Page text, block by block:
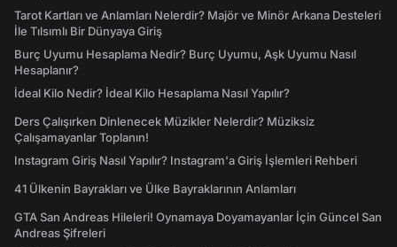
Tarot Kartları ve Anlamları Nelerdir? Majör ve Minör Arkana Desteleri
İle Tılsımlı Bir Dünyaya Giriş
Burç Uyumu Hesaplama Nedir? Burç Uyumu, Aşk Uyumu Nasıl
Hesaplanır?
İdeal Kilo Nedir? İdeal Kilo Hesaplama Nasıl Yapılır?
Ders Çalışırken Dinlenecek Müzikler Nelerdir? Müziksiz
Çalışamayanlar Toplanın!
Instagram Giriş Nasıl Yapılır? Instagram'a Giriş İşlemleri Rehberi
41 Ülkenin Bayrakları ve Ülke Bayraklarının Anlamları
GTA San Andreas Hileleri! Oynamaya Doyamayanlar İçin Güncel San
Andreas Şifreleri